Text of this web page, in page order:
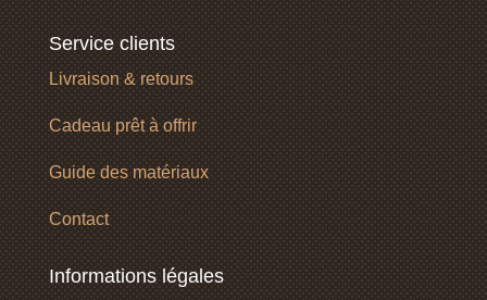
Service clients
Livraison & retours
Cadeau prêt à offrir
Guide des matériaux
Contact
Informations légales